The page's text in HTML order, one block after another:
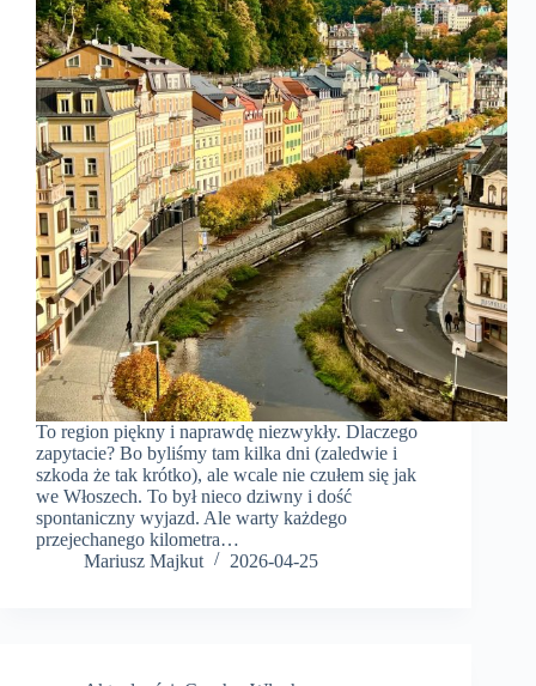
To region piękny i naprawdę niezwykły. Dlaczego
zapytacie? Bo byliśmy tam kilka dni (zaledwie i
szkoda że tak krótko), ale wcale nie czułem się jak
we Włoszech. To był nieco dziwny i dość
spontaniczny wyjazd. Ale warty każdego
przejechanego kilometra…
Mariusz Majkut
2026-04-25